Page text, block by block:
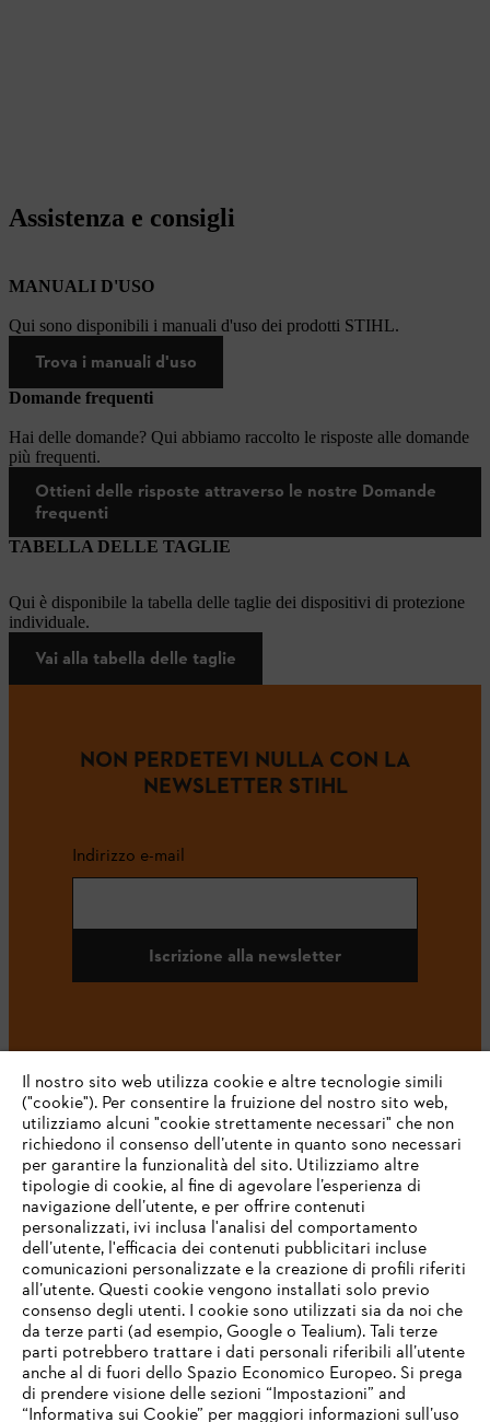
Assistenza e consigli
MANUALI D'USO
Qui sono disponibili i manuali d'uso dei prodotti STIHL.
Trova i manuali d'uso
Domande frequenti
Hai delle domande? Qui abbiamo raccolto le risposte alle domande
più frequenti.
Ottieni delle risposte attraverso le nostre Domande
frequenti
TABELLA DELLE TAGLIE
Qui è disponibile la tabella delle taglie dei dispositivi di protezione
individuale.
Vai alla tabella delle taglie
NON PERDETEVI NULLA CON LA
NEWSLETTER STIHL
Indirizzo e-mail
Iscrizione alla newsletter
L’azienda
STIHL FAQ
Il nostro sito web utilizza cookie e altre tecnologie simili
("cookie"). Per consentire la fruizione del nostro sito web,
utilizziamo alcuni "cookie strettamente necessari" che non
richiedono il consenso dell’utente in quanto sono necessari
per garantire la funzionalità del sito. Utilizziamo altre
tipologie di cookie, al fine di agevolare l’esperienza di
navigazione dell’utente, e per offrire contenuti
personalizzati, ivi inclusa l'analisi del comportamento
dell’utente, l'efficacia dei contenuti pubblicitari incluse
comunicazioni personalizzate e la creazione di profili riferiti
all’utente. Questi cookie vengono installati solo previo
consenso degli utenti. I cookie sono utilizzati sia da noi che
da terze parti (ad esempio, Google o Tealium). Tali terze
parti potrebbero trattare i dati personali riferibili all’utente
anche al di fuori dello Spazio Economico Europeo. Si prega
di prendere visione delle sezioni “Impostazioni” and
“Informativa sui Cookie” per maggiori informazioni sull’uso